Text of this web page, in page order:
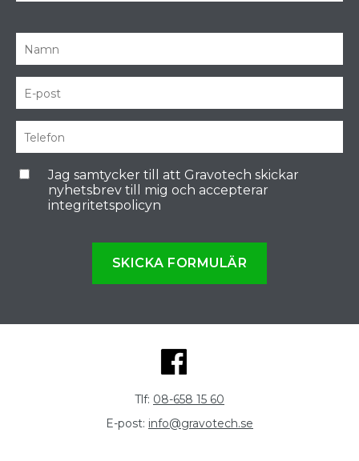
Jag samtycker till att Gravotech skickar
nyhetsbrev till mig och accepterar
integritetspolicyn
SKICKA FORMULÄR
Tlf: 08-658 15 60
E-post: info@gravotech.se